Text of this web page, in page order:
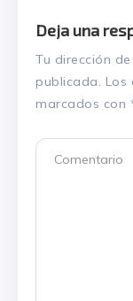
Deja una
Tu dirección
publicada. Los
marcados con